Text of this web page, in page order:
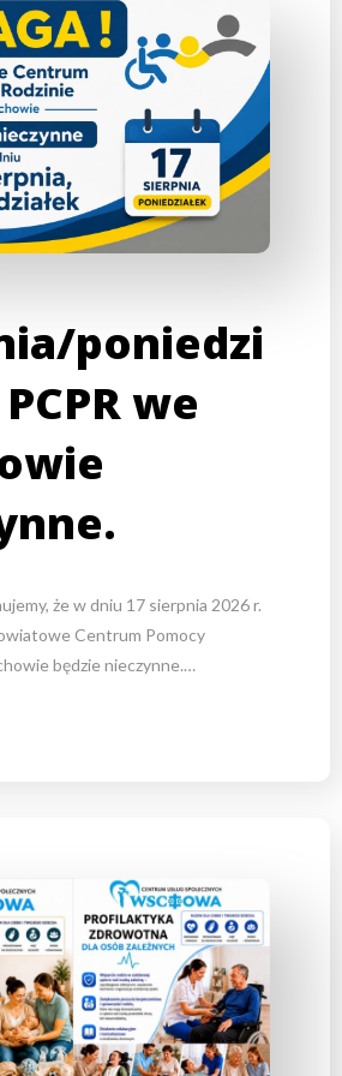
poniedzi
we
że w dniu 17 sierpnia 2026 r.
Centrum Pomocy
będzie nieczynne.…